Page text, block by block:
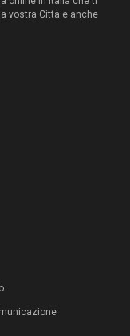
vostra Città e anche